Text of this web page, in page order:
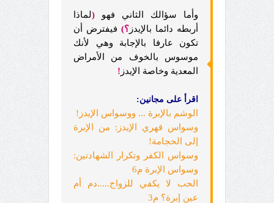
وأما سؤالك الثاني فهو (لماذا
أربطه دائما بالإيدز ؟) فيفترض أن
تكون عارفا بالإجابة وهي لأنك
موسوس بالخوف من الأمراض
المعدية وخاصة الإيدز !
اقرأ على مجانين:
الوشم بالإبرة ... ووسواس الإيدز!
وسواس قهري الإيدز: من الإبرة
إلى الحجامة!
وسواس الكفر وتكرار الشهادتين:
وسواس الإبرة م6
الحب لا يكفي للزواج.....دم أم
عين إبرة؟ م3